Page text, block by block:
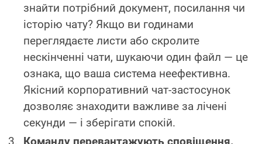
знайти потрібний документ, посилання чи
історію чату? Якщо ви годинами
переглядаєте листи або скролите
нескінченні чати, шукаючи один файл — це
ознака, що ваша система неефективна.
Якісний корпоративний чат-застосунок
дозволяє знаходити важливе за лічені
секунди — і зберігати спокій.
Команду перевантажують сповіщення.